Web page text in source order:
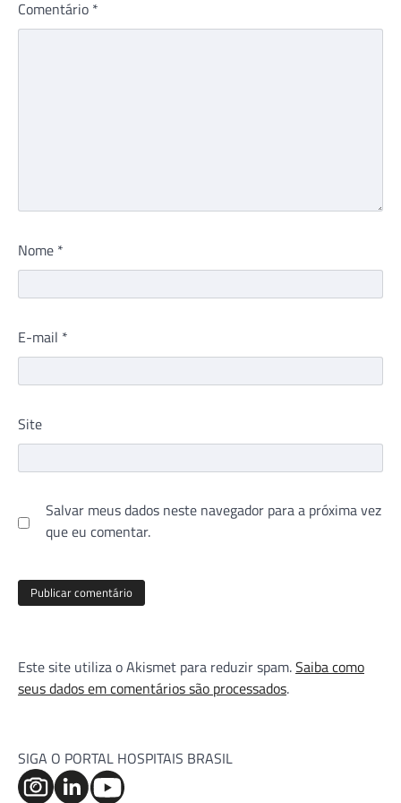
Comentário *
Nome *
E-mail *
Site
Salvar meus dados neste navegador para a próxima vez
que eu comentar.
Este site utiliza o Akismet para reduzir spam.Saiba como
seus dados em comentários são processados.
SIGA O PORTAL HOSPITAIS BRASIL